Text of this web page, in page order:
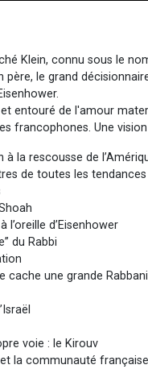
Klein, connu sous le
père, le grand
et entouré de l'amour
francophones. Une
à la rescousse de
de toutes les tendances
l’oreille d’Eisenhower
du Rabbi
cache une grande
voie : le Kirouv
la communauté française